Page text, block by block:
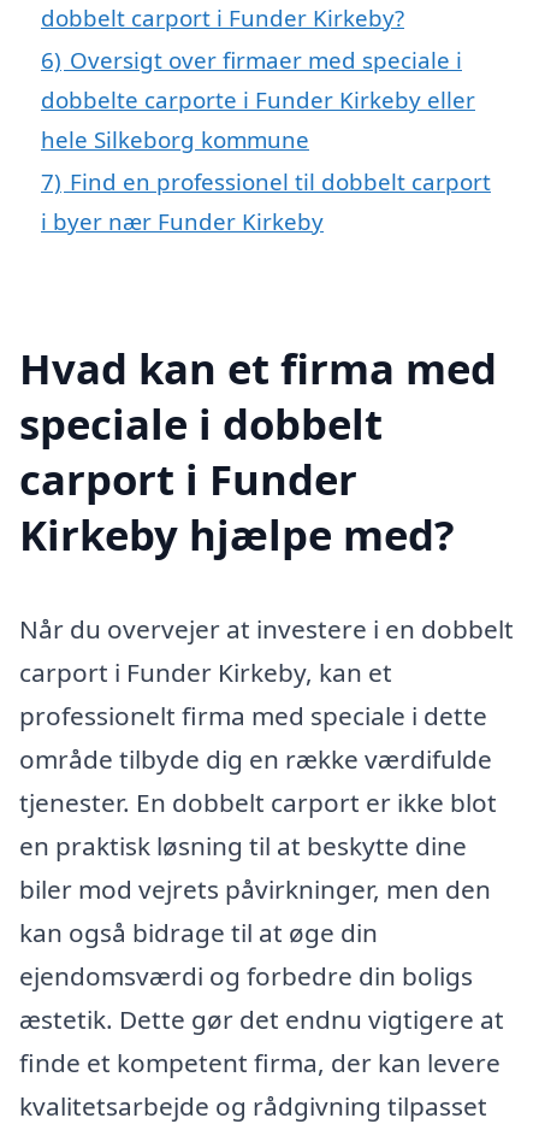
dobbelt carport i Funder Kirkeby?
6) Oversigt over firmaer med speciale i
dobbelte carporte i Funder Kirkeby eller
hele Silkeborg kommune
7) Find en professionel til dobbelt carport
i byer nær Funder Kirkeby
Hvad kan et firma med
speciale i dobbelt
carport i Funder
Kirkeby hjælpe med?
Når du overvejer at investere i en dobbelt
carport i Funder Kirkeby, kan et
professionelt firma med speciale i dette
område tilbyde dig en række værdifulde
tjenester. En dobbelt carport er ikke blot
en praktisk løsning til at beskytte dine
biler mod vejrets påvirkninger, men den
kan også bidrage til at øge din
ejendomsværdi og forbedre din boligs
æstetik. Dette gør det endnu vigtigere at
finde et kompetent firma, der kan levere
kvalitetsarbejde og rådgivning tilpasset